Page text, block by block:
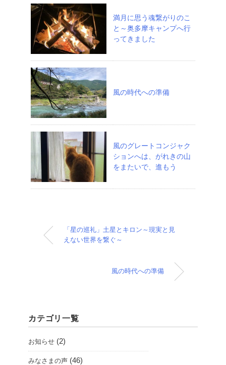
満月に思う魂繋がりのこ
と～奥多摩キャンプへ行
ってきました
風の時代への準備
風のグレートコンジャク
ションへは、がれきの山
をまたいで、進もう
「星の巡礼」土星とキロン～現実と見
えない世界を繋ぐ～
風の時代への準備
カテゴリ一覧
お知らせ (2)
みなさまの声 (46)